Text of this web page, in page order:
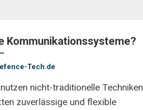
Kommunikationssysteme?
Tech.de
nicht-traditionelle Techniken
zuverlässige und flexible